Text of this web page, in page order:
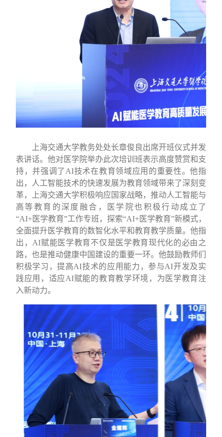
上海交通大学教务处处长章俊良出席开班仪式并发
表讲话。 他对医学院举办此次培训班表示高度赞赏和支
持，并强调了 AI技术在教育领域应用 的重要性。他指
出，人工智能技术的快速发展为教育领域带来了深刻变
革，上海交通大学积极响应国家战略，推动人工智能与
高等教育的深度融合，医学院也积极行动成立了
“AI+医学教育”工作专班，探索“AI+医学教育”新模式，
全面提升医学教育的数智化水平和教育教学质量。他指
出， AI赋能医学教育不仅是医学教育现代化的必由之
路，也是推动健康中国建设的重要一环。 他鼓励教师们
积极学习 ，提高AI技术的应用能力，参与AI开发及实
践应用，适应AI赋能的教育教学环境， 为医学教育注
入新动力。